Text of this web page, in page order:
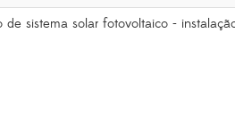
de sistema solar fotovoltaico -